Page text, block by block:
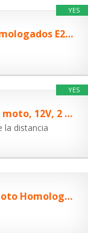
YES
4 PCS Intermitentes Homologados E24, Universal Faros Led Secuencial 12V 9 LEDS...
YES
Aiuphing intermitentes moto, 12V, 2 mango corto y 2 mango largo, flechas...
la distancia
RUIZHI Intermitentes Moto Homologados, Luces LED Para Motocicleta de 4 Piezas,...